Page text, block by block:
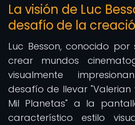
La visión de Luc
desafío de la
Luc Besson, conocido
crear mundos
visualmente
desafío de llevar
Mil Planetas" a la
característico estilo